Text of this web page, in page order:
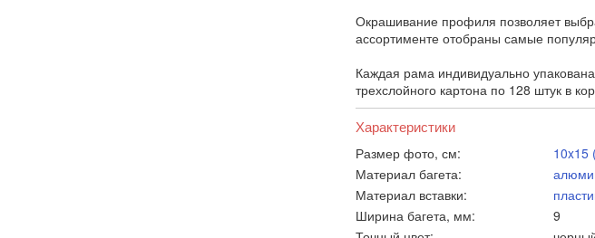
Окрашивание профиля позволяет
ассортименте отобраны самые
Каждая рама индивидуально
трехслойного картона по 128 штук в
Характеристики
Размер фото, см:
10x15
Материал багета:
Материал вставки:
Ширина багета, мм:
9